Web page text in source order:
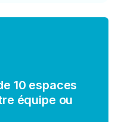
10 espaces
équipe ou